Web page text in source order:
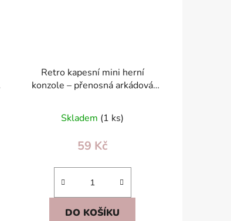
Retro kapesní mini herní
konzole – přenosná arkádová
Skladem (1 ks)
59 Kč
DO KOŠÍKU